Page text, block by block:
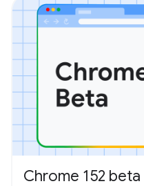
Chrome 152 beta